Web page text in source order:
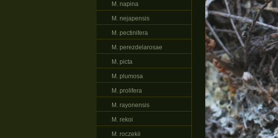
M. napina
M. nejapensis
M. pectinifera
M. perezdelarosae
M. picta
M. plumosa
M. prolifera
M. rayonensis
M. rekoi
M. roczekii